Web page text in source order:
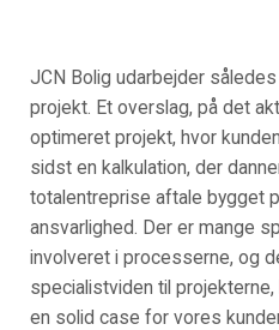
JCN Bolig udarbejder
projekt. Et overslag, på det
optimeret projekt, hvor
sidst en kalkulation, der
totalentreprise aftale bygget
ansvarlighed. Der er mange
involveret i processerne, og
specialistviden til
en solid case for vores